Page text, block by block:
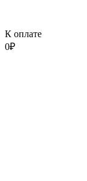
К оплате
0₽